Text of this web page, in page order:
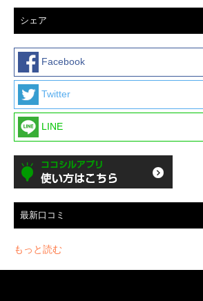
シェア
Facebook
Twitter
LINE
最新口コミ
もっと読む